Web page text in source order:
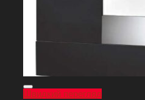
Швидкий перегляд